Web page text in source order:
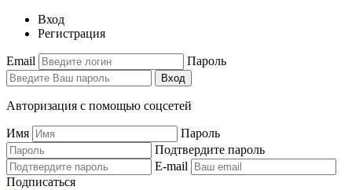
Вход
Регистрация
Email Пароль
Вход
Авторизация с помощью соцсетей
Имя
Пароль
Подтвердите пароль
E-mail
Подписаться